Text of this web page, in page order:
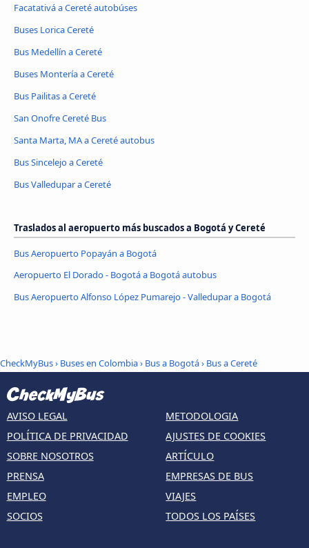
Facatativá a Cereté autobúses
Buses Lorica Cereté
Bus Medellín a Cereté
Buses Montería a Cereté
Bus Pailitas a Cereté
San Onofre Cereté Bus
Santa Marta, MA a Cereté autobus
Bus Sincelejo a Cereté
Bus Valledupar a Cereté
Traslados al aeropuerto más buscados a Bogotá y Cereté
Bus Aeropuerto Popayán a Bogotá
Aeropuerto El Dorado - Bogotá a Bogotá autobus
Bus Aeropuerto Alfonso López Pumarejo - Valledupar a Bogotá
CheckMyBus› Buses en Colombia› Bus a Bogotá› Bus a Cereté
AVISO LEGAL
POLÍTICA DE PRIVACIDAD
SOBRE NOSOTROS
PRENSA
EMPLEO
SOCIOS
METODOLOGIA
AJUSTES DE COOKIES
ARTÍCULO
EMPRESAS DE BUS
VIAJES
TODOS LOS PAÍSES